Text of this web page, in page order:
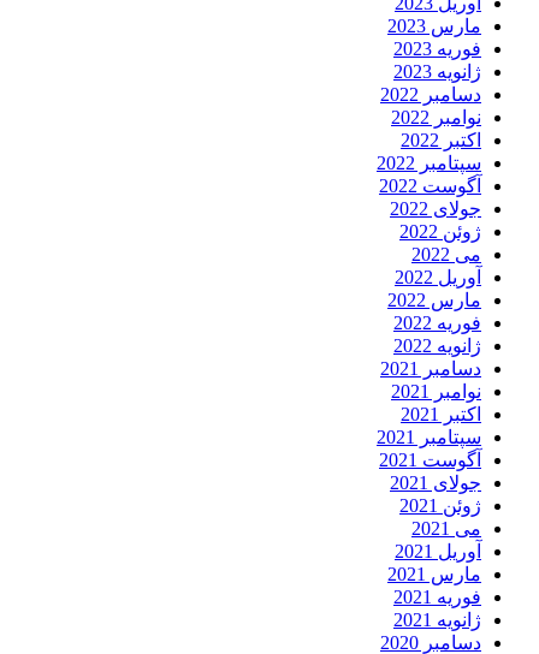
مارس 2023
فوریه 2023
ژانویه 2023
دسامبر 2022
نوامبر 2022
اکتبر 2022
سپتامبر 2022
آگوست 2022
جولای 2022
ژوئن 2022
می 2022
آوریل 2022
مارس 2022
فوریه 2022
ژانویه 2022
دسامبر 2021
نوامبر 2021
اکتبر 2021
سپتامبر 2021
آگوست 2021
جولای 2021
ژوئن 2021
می 2021
آوریل 2021
مارس 2021
فوریه 2021
ژانویه 2021
دسامبر 2020